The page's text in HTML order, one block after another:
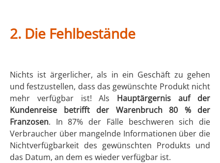
2. Die Fehlbestände
Nichts ist ärgerlicher, als in ein Geschäft zu gehen
und festzustellen, dass das gewünschte Produkt nicht
mehr verfügbar ist! Als Hauptärgernis auf der
Kundenreise betrifft der Warenbruch 80 % der
Franzosen. In 87% der Fälle beschweren sich die
Verbraucher über mangelnde Informationen über die
Nichtverfügbarkeit des gewünschten Produkts und
das Datum, an dem es wieder verfügbar ist.